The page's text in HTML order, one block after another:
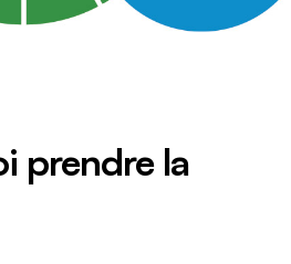
prendre la